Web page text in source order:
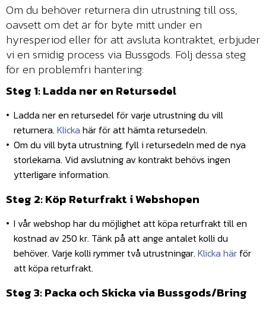
Om du behöver returnera din utrustning till oss,
oavsett om det är för byte mitt under en
hyresperiod eller för att avsluta kontraktet, erbjuder
vi en smidig process via Bussgods. Följ dessa steg
för en problemfri hantering:
Steg 1:Ladda ner en Retursedel
Ladda ner en retursedel för varje utrustning du vill
returnera. Klicka här för att hämta retursedeln.
Om du vill byta utrustning, fyll i retursedeln med de nya
storlekarna. Vid avslutning av kontrakt behövs ingen
ytterligare information.
Steg 2:Köp Returfrakt i Webshopen
I vår webshop har du möjlighet att köpa returfrakt till en
kostnad av 250 kr. Tänk på att ange antalet kolli du
behöver. Varje kolli rymmer två utrustningar. Klicka här för
att köpa returfrakt.
Steg 3:Packa och Skicka via Bussgods/Bring